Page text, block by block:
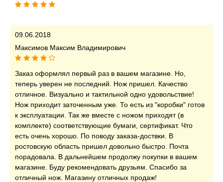
09.06.2018
Максимов Максим Владимирович
Заказ оформлял первый раз в вашем магазине. Но,
теперь уверен не последний. Нож пришел. Качество
отличное. Визуально и тактильной одно удовольствие!
Нож приходит заточенным уже. То есть из "коробки" готов
к эксплуатации. Так же вместе с ножом приходят (в
комплекте) соответствующие бумаги, сертификат. Что
есть очень хорошо. По поводу заказа-доствки. В
ростовскую область пришел довольно быстро. Почта
порадовала. В дальнейшем продолжу покупки в вашем
магазине. Буду рекомендовать друзьям. Спасибо за
отличный нож. Магазину отличных продаж!